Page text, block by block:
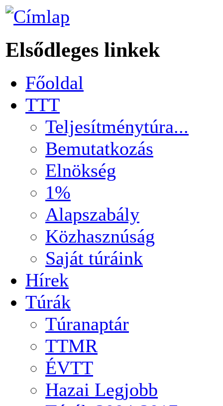
Elsődleges linkek
Főoldal
TTT
Teljesítménytúra...
Bemutatkozás
Elnökség
1%
Alapszabály
Közhasznúság
Saját túráink
Hírek
Túrák
Túranaptár
TTMR
ÉVTT
Hazai Legjobb